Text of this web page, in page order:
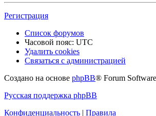
Регистрация
Список форумов
Часовой пояс: UTC
Удалить cookies
Связаться с администрацией
Создано на основе phpBB® Forum
Русская поддержка phpBB
Конфиденциальность | Правила